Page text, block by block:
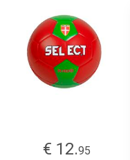
€ 12.95